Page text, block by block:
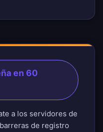
en 60
a los servidores de
de registro